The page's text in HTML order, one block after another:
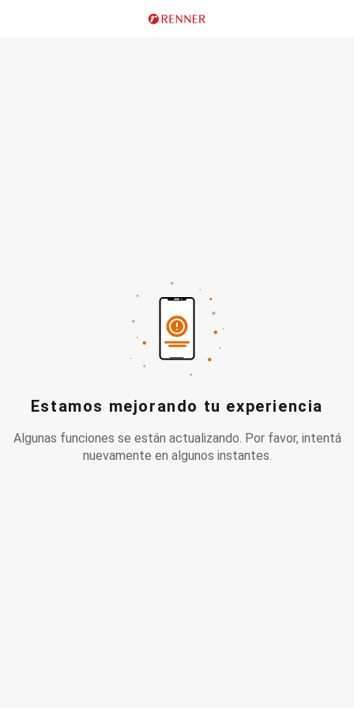
Estamos mejorando tu experiencia
Algunas funciones se están actualizando. Por favor, intentá
nuevamente en algunos instantes.